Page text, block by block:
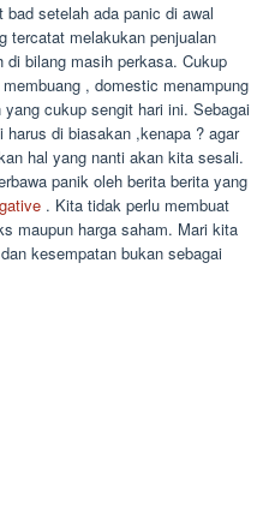
setelah ada panic di awal
tercatat melakukan penjualan
bilang masih perkasa. Cukup
, domestic menampung
cukup sengit hari ini. Sebagai
di biasakan ,kenapa ? agar
hal yang nanti akan kita sesali.
panik oleh berita berita yang
. Kita tidak perlu membuat
maupun harga saham. Mari kita
kesempatan bukan sebagai